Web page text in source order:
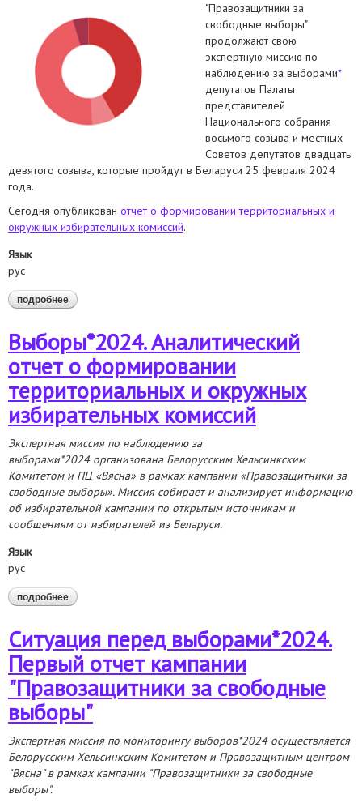
"Правозащитники за
свободные выборы"
продолжают свою
экспертную миссию по
наблюдению за выборами*
депутатов Палаты
представителей
Национального собрания
восьмого созыва и местных
Советов депутатов двадцать
девятого созыва, которые пройдут в Беларуси 25 февраля 2024
года.
Сегодня опубликован отчет о формировании территориальных и
окружных избирательных комиссий.
Язык
рус
подробнее о доступны первые отчеты наблюдателей за выборами*
Выборы*2024. Аналитический
отчет о формировании
территориальных и окружных
избирательных комиссий
Экспертная миссия по наблюдению за
выборами*2024 организована Белорусским Хельсинкским
Комитетом и ПЦ «Вясна» в рамках кампании «Правозащитники за
свободные выборы». Миссия собирает и анализирует информацию
об избирательной кампании по открытым источникам и
сообщениям от избирателей из Беларуси.
Язык
рус
подробнее о выборы*2024. аналитический отчет о формировании
территориальных и окружных избирательных комиссий
Ситуация перед выборами*2024.
Первый отчет кампании
"Правозащитники за свободные
выборы"
Экспертная миссия по мониторингу выборов*2024 осуществляется
Белорусским Хельсинкским Комитетом и Правозащитным центром
"Вясна" в рамках кампании "Правозащитники за свободные
выборы".